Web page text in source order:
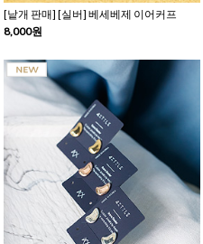
[낱개 판매] [실버] 베세베제 이어커프
8,000원